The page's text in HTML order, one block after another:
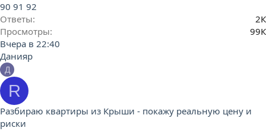
90 91 92
Ответы
2К
Просмотры
99К
Вчера в 22:40
Данияр
Д
R
Разбираю квартиры из Крыши - покажу реальную цену и
риски